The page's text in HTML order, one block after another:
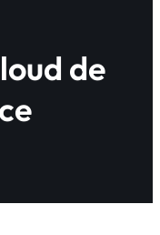
de